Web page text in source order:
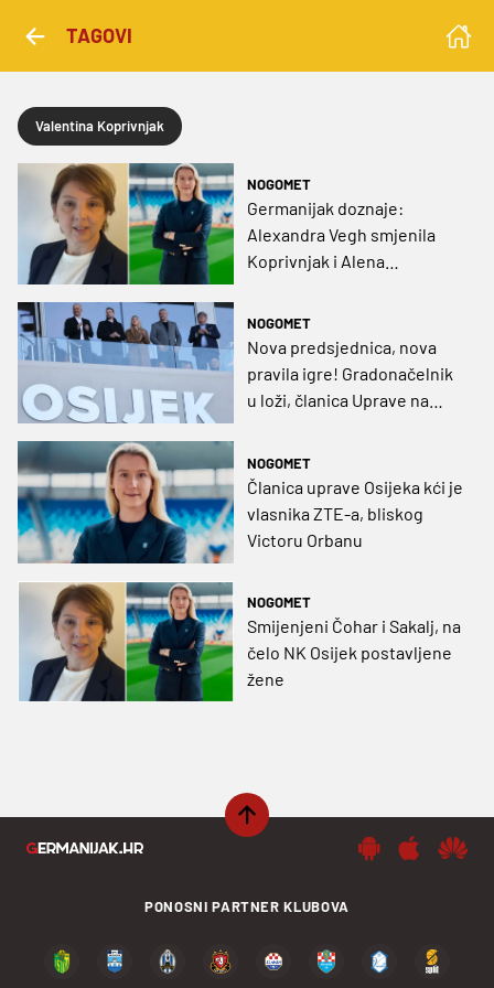
TAGOVI
Valentina Koprivnjak
NOGOMET
Germanijak doznaje:
Alexandra Vegh smjenila
Koprivnjak i Alena
NOGOMET
Nova predsjednica, nova
pravila igre! Gradonačelnik
u loži, članica Uprave na
NOGOMET
Članica uprave Osijeka kći je
vlasnika ZTE-a, bliskog
Victoru Orbanu
NOGOMET
Smijenjeni Čohar i Sakalj, na
čelo NK Osijek postavljene
žene
PONOSNI PARTNER KLUBOVA